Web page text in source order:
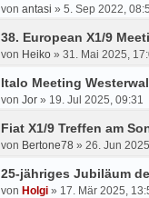
von antasi » 5. Sep 2022,
38. European X1/9
von Heiko » 31. Mai 2025,
Italo Meeting
von Jor » 19. Jul 2025, 09:31
Fiat X1/9 Treffen am
von Bertone78 » 26. Jun
25-jähriges Jubiläum
von Holgi » 17. Mär 2025,